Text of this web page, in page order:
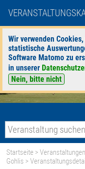
Wir verwenden
statistische
Software Matomo zu
in unserer
Nein, bitte nicht
Startseite >Veranstaltungen
Gohlis >